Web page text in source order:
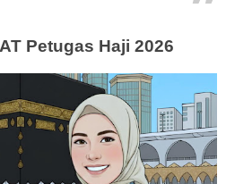
Petugas Haji 2026